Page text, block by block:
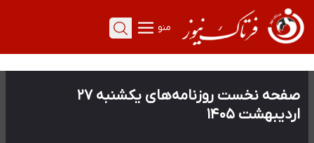
منو
صفحه نخست روزنامه‌های یکشنبه ۲۷
اردیبهشت ۱۴۰۵